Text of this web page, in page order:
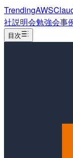
TrendingAWS
社説明会勉強会事
目次